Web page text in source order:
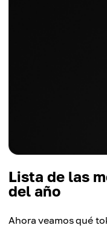
Lista de las
del año
Ahora veamos qué